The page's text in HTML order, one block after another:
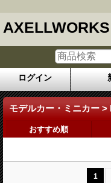
ログイン
モデルカー・ミニカー
おすすめ順
1